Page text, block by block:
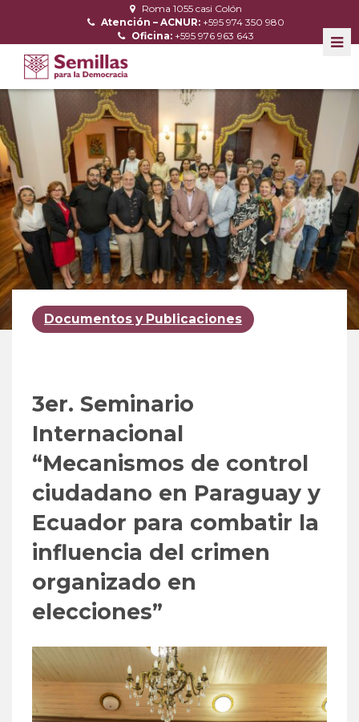
Roma 1055 casi Colón
Atención – ACNUR: +595 974 350 980
Oficina: +595 976 963 643
Documentos y Publicaciones
3er. Seminario
Internacional
“Mecanismos de control
ciudadano en Paraguay y
Ecuador para combatir la
influencia del crimen
organizado en
elecciones”